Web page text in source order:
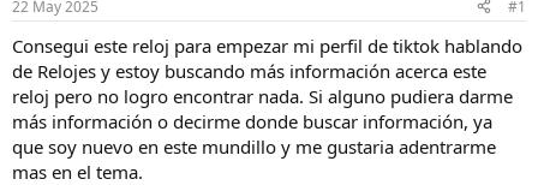
o
r
d
e
l
h
i
l
i
n
c
o
22 May 2025 #1
Consegui este reloj para empezar mi perfil de tiktok hablando
de Relojes y estoy buscando más información acerca este
reloj pero no logro encontrar nada. Si alguno pudiera darme
más información o decirme donde buscar información, ya
que soy nuevo en este mundillo y me gustaria adentrarme
mas en el tema.